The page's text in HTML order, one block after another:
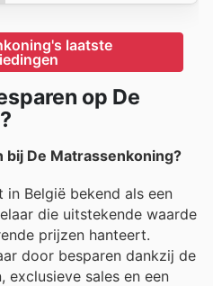
laatste
op De
bij De Matrassenkoning?
in België bekend als een
die uitstekende waarde
prijzen hanteert.
door besparen dankzij de
exclusieve sales en een